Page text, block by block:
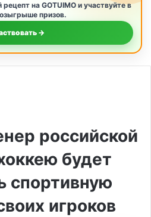
на GOTUIMO и участвуйте в
призов.
→
российской
будет
спортивную
игроков